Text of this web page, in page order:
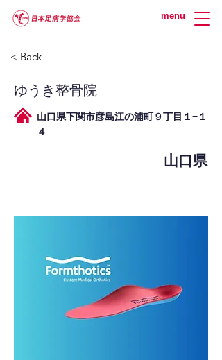
menu
< Back
ゆうき整骨院
山口県下関市彦島江の浦町９丁目１−１
４
山口県